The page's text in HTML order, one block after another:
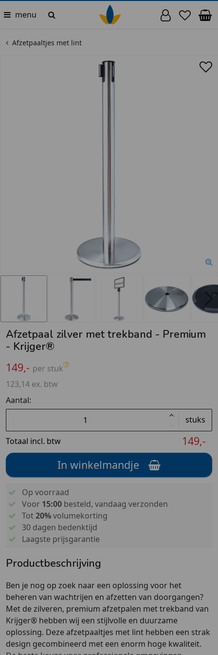
menu
Afzetpaaltjes met lint
Afzetpaal zilver met trekband - Premium
- Krijger®
149,- per stuk
123,14 ex. btw
Aantal:
stuks
Totaal incl. btw
149,-
In winkelmandje
Op voorraad
Voor 15:00besteld, vandaag verzonden
Tot20%volumekorting
30 dagen bedenktijd
Laagste prijsgarantie
Productbeschrijving
Ben je nog op zoek naar een oplossing voor het
beheren van wachtrijen en afzetten van doorgangen?
Met de zilveren, premium afzetpalen met trekband van
Krijger® hebben wij een stijlvolle en duurzame
oplossing. Deze afzetpaaltjes met lint hebben een strak
design gecombineerd met een enorm hoge kwaliteit.